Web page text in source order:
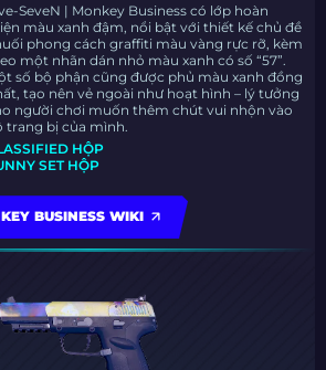
SeveN | Monkey Business có lớp hoàn
màu xanh đậm, nổi bật với thiết kế chủ đề
phong cách graffiti màu vàng rực rỡ, kèm
một nhãn dán nhỏ màu xanh có số “57”.
số bộ phận cũng được phủ màu xanh đồng
tạo nên vẻ ngoài như hoạt hình – lý tưởng
người chơi muốn thêm chút vui nhộn vào
trang bị của mình.
HỘP
SET HỘP
BUSINESS WIKI